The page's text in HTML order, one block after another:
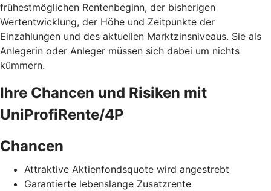
frühestmöglichen Rentenbeginn, der bisherigen
Wertentwicklung, der Höhe und Zeitpunkte der
Einzahlungen und des aktuellen Marktzinsniveaus. Sie als
Anlegerin oder Anleger müssen sich dabei um nichts
kümmern.
Ihre Chancen und Risiken mit
UniProfiRente/4P
Chancen
Attraktive Aktienfondsquote wird angestrebt
Garantierte lebenslange Zusatzrente